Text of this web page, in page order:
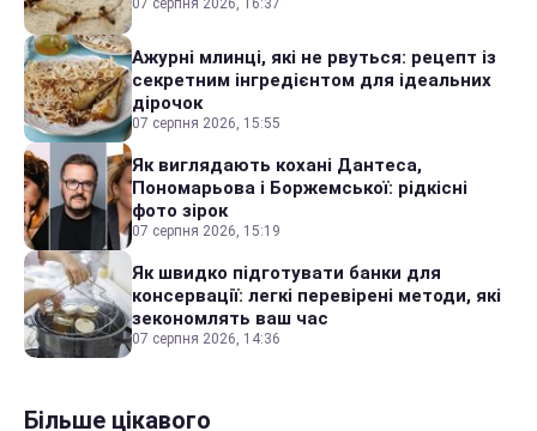
07 серпня 2026, 16:37
Ажурні млинці, які не рвуться: рецепт із
секретним інгредієнтом для ідеальних
дірочок
07 серпня 2026, 15:55
Як виглядають кохані Дантеса,
Пономарьова і Боржемської: рідкісні
фото зірок
07 серпня 2026, 15:19
Як швидко підготувати банки для
консервації: легкі перевірені методи, які
зекономлять ваш час
07 серпня 2026, 14:36
Більше цікавого